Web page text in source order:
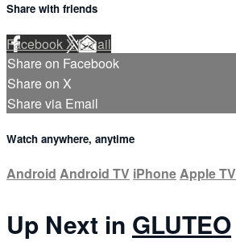
Share with friends
Facebook XEmail
Share on Facebook
Share on X
Share via Email
Watch anywhere, anytime
Android Android TV iPhoneApple TV
Up Next in GLUTEO